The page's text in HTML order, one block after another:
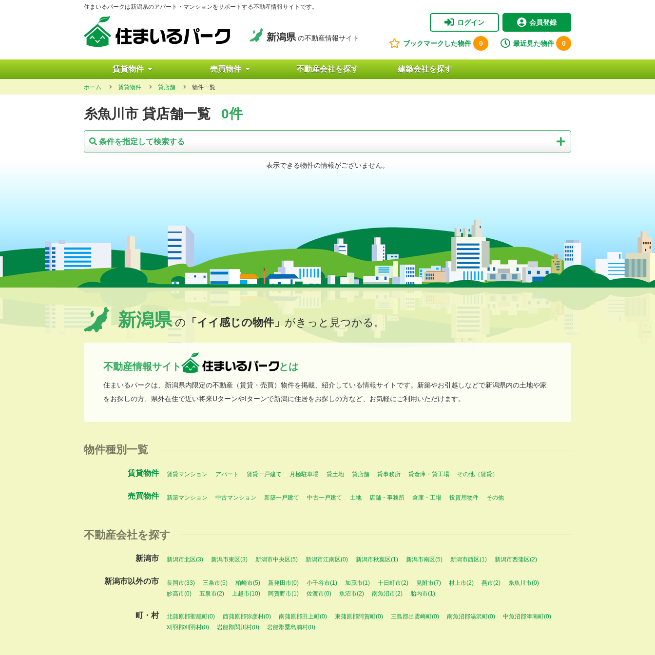
住まいるパークは新潟県のアパート・マンションをサポートする不動産情報サイトです。
新潟県 の不動産情報サイト
ログイン 会員登録
ブックマークした物件 0 最近見た物件 0
賃貸物件 売買物件 不動産会社を探す 建築会社を探す
ホーム 賃貸物件 貸店舗 物件一覧
糸魚川市 貸店舗一覧 0件
条件を指定して検索する
表示できる物件の情報がございません。
新潟県の 「イイ感じの物件」 がきっと見つかる。
不動産情報サイト とは
住まいるパークは、新潟県内限定の不動産（賃貸・売買）物件を掲載、紹介している情報サイトです。新築やお引越しなどで新潟県内の土地や家
をお探しの方、県外在住で近い将来UターンやIターンで新潟に住居をお探しの方など、お気軽にご利用いただけます。
物件種別一覧
賃貸物件 賃貸マンション アパート 賃貸一戸建て 月極駐車場 貸土地 貸店舗 貸事務所 貸倉庫・貸工場 その他（賃貸）
売買物件 新築マンション 中古マンション 新築一戸建て 中古一戸建て 土地 店舗・事務所 倉庫・工場 投資用物件 その他
不動産会社を探す
新潟市 新潟市北区(3) 新潟市東区(3) 新潟市中央区(5) 新潟市江南区(0) 新潟市秋葉区(1) 新潟市南区(5) 新潟市西区(1) 新潟市西蒲区(2)
新潟市以外の市 長岡市(33) 三条市(5) 柏崎市(5) 新発田市(0) 小千谷市(1) 加茂市(1) 十日町市(2) 見附市(7) 村上市(2) 燕市(2)
糸魚川市(0)
妙高市(0)
五泉市(2) 上越市(10) 阿賀野市(1) 佐渡市(0) 魚沼市(2) 南魚沼市(2) 胎内市(1)
町・村 北蒲原郡聖籠町(0) 西蒲原郡弥彦村(0) 南蒲原郡田上町(0) 東蒲原郡阿賀町(0) 三島郡出雲崎町(0) 南魚沼郡湯沢町(0)
中魚沼郡津南町(0)
刈羽郡刈羽村(0)
岩船郡関川村(0) 岩船郡粟島浦村(0)